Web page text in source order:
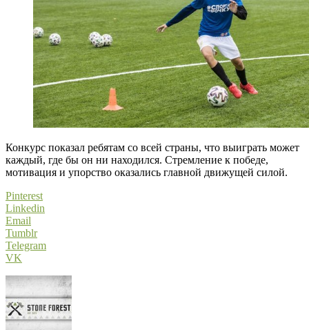
Конкурс показал ребятам со всей страны, что выиграть может
каждый, где бы он ни находился. Стремление к победе,
мотивация и упорство оказались главной движущей силой.
Pinterest
Linkedin
Email
Tumblr
Telegram
VK